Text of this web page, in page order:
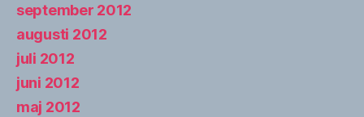
september 2012
augusti 2012
juli 2012
juni 2012
maj 2012